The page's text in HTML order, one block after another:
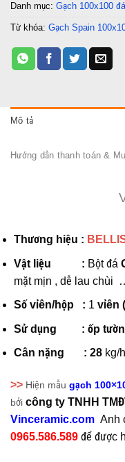
Danh mục: Gạch 100x100
Từ khóa: Gạch Spain
Mô tả
Hướng dẫn thanh toán &
Thương hiệu :
Vật liệu : Bột đá
mặt mịn , dễ lau chùi
Số vỉên/hộp : 1 vỉên
Sử dụng : ốp
Cân nặng : 28 kg/
>> Hiện mẫu gạch
bởi công ty TNHH
Vinceramic.com Anh
0965.586.589 để được